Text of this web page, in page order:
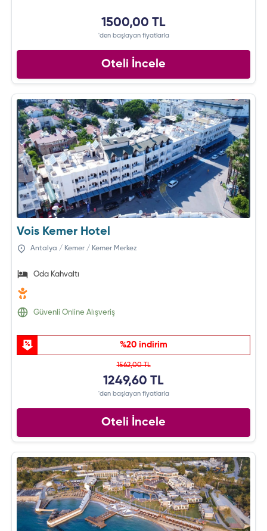
1500,00 TL
'den başlayan fiyatlarla
Oteli İncele
Vois Kemer Hotel
Antalya / Kemer / Kemer Merkez
Oda Kahvaltı
Güvenli Online Alışveriş
%20 indirim
1562,00 TL
1249,60 TL
'den başlayan fiyatlarla
Oteli İncele